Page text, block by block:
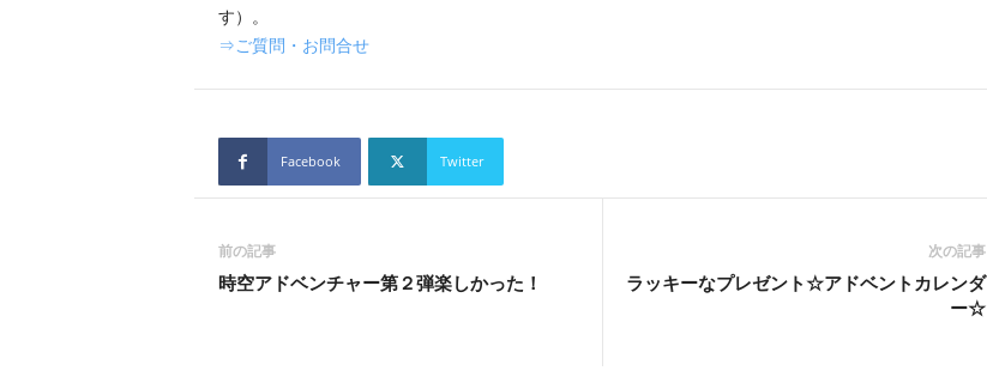
す）。
⇒ご質問・お問合せ
Facebook Twitter
前の記事
時空アドベンチャー第２弾楽しかった！
次の記事
ラッキーなプレゼント☆アドベントカレンダ
ー☆